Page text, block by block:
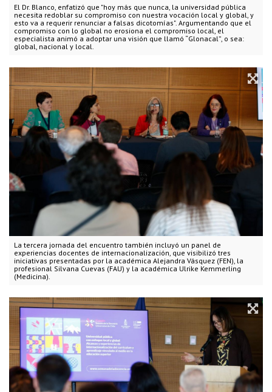
El Dr. Blanco, enfatizó que "hoy más que nunca, la universidad pública
necesita redoblar su compromiso con nuestra vocación local y global, y
esto va a requerir renunciar a falsas dicotomías". Argumentando que el
compromiso con lo global no erosiona el compromiso local, el
especialista animó a adoptar una visión que llamó “Glonacal”, o sea:
global, nacional y local.
La tercera jornada del encuentro también incluyó un panel de
experiencias docentes de internacionalización, que visibilizó tres
iniciativas presentadas por la académica Alejandra Vásquez (FEN), la
profesional Silvana Cuevas (FAU) y la académica Ulrike Kemmerling
(Medicina).